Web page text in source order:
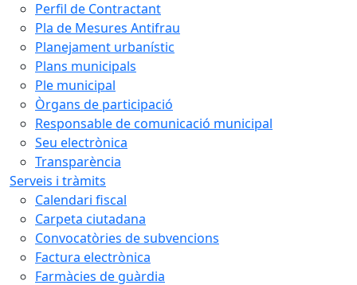
Perfil de Contractant
Pla de Mesures Antifrau
Planejament urbanístic
Plans municipals
Ple municipal
Òrgans de participació
Responsable de comunicació municipal
Seu electrònica
Transparència
Serveis i tràmits
Calendari fiscal
Carpeta ciutadana
Convocatòries de subvencions
Factura electrònica
Farmàcies de guàrdia